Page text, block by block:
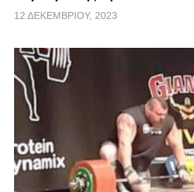
12 ΔΕΚΕΜΒΡΊΟΥ, 2023